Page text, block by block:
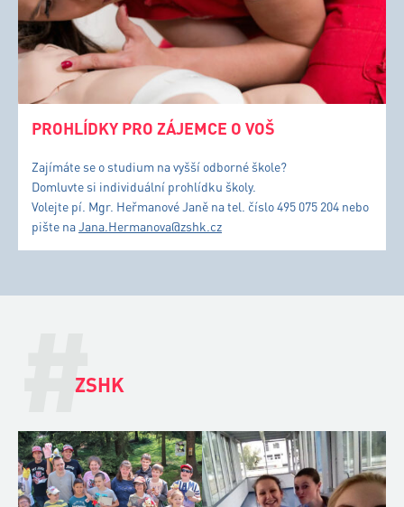
PROHLÍDKY PRO ZÁJEMCE O VOŠ
Zajímáte se o studium na vyšší odborné škole?
Domluvte si individuální prohlídku školy.
Volejte pí. Mgr. Heřmanové Janě na tel. číslo 495 075 204 nebo
pište naJana.Hermanova@zshk.cz
#
ZSHK